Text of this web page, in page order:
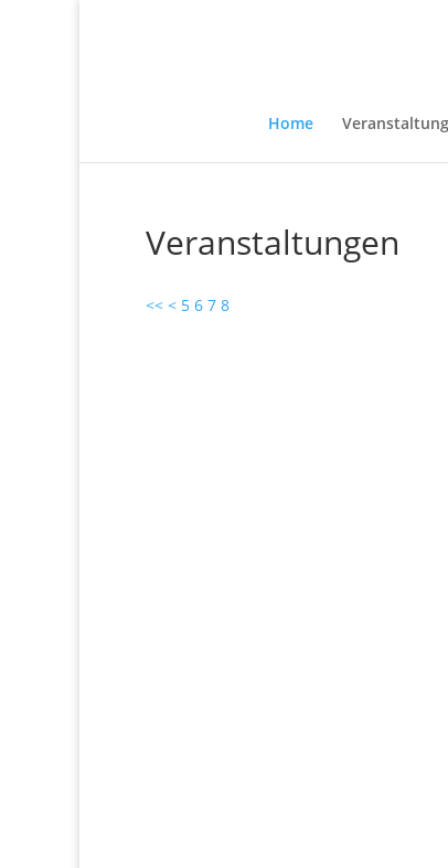
Home
Veranstaltungen
<< < 5 6 7 8